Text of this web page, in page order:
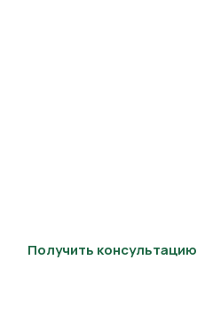
Получить консультацию